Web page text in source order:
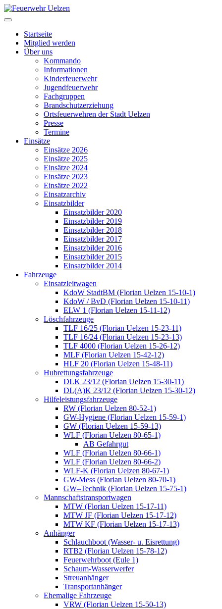
Startseite
Mitglied werden
Über uns
Kommando
Informationen
Kinderfeuerwehr
Jugendfeuerwehr
Fachgruppen
Brandschutzerziehung
Ortsfeuerwehren der Stadt Uelzen
Presse
Termine
Einsätze
Einsätze 2026
Einsätze 2025
Einsätze 2024
Einsätze 2023
Einsätze 2022
Einsatzarchiv
Einsatzbilder
Einsatzbilder 2020
Einsatzbilder 2019
Einsatzbilder 2018
Einsatzbilder 2017
Einsatzbilder 2016
Einsatzbilder 2015
Einsatzbilder 2014
Fahrzeuge
Einsatzleitwagen
KdoW StadtBM (Florian Uelzen 15-10-1)
KdoW / BvD (Florian Uelzen 15-10-11)
ELW 1 (Florian Uelzen 15-11-12)
Löschfahrzeuge
TLF 16/25 (Florian Uelzen 15-23-11)
TLF 16/24 (Florian Uelzen 15-23-13)
TLF 4000 (Florian Uelzen 15-26-12)
MLF (Florian Uelzen 15-42-12)
HLF 20 (Florian Uelzen 15-48-11)
Hubrettungsfahrzeuge
DLK 23/12 (Florian Uelzen 15-30-11)
DL(A)K 23/12 (Florian Uelzen 15-30-12)
Hilfeleistungsfahrzeuge
RW (Florian Uelzen 80-52-1)
GW-Hygiene (Florian Uelzen 15-59-1)
GW (Florian Uelzen 15-59-13)
WLF (Florian Uelzen 80-65-1)
AB Gefahrgut
WLF (Florian Uelzen 80-66-1)
WLF (Florian Uelzen 80-66-2)
WLF-K (Florian Uelzen 80-67-1)
GW-Mess (Florian Uelzen 80-70-1)
GW–Technik (Florian Uelzen 15-75-1)
Mannschaftstransportwagen
MTW (Florian Uelzen 15-17-11)
MTW JF (Florian Uelzen 15-17-12)
MTW KF (Florian Uelzen 15-17-13)
Anhänger
Schlauchboot (Wasser- u. Eisrettung)
RTB2 (Florian Uelzen 15-78-12)
Feuerwehrboot (Eule 1)
Schaum-Wasserwerfer
Streuanhänger
Transportanhänger
Ehemalige Fahrzeuge
VRW (Florian Uelzen 15-50-13)